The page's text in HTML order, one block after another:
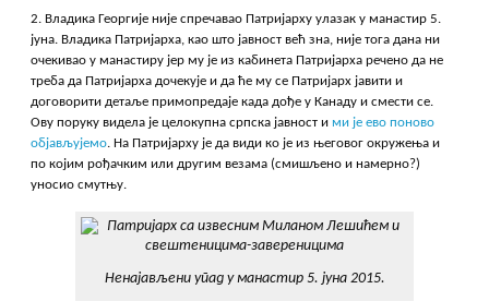
2. Владика Георгије није спречавао Патријарху улазак у манастир 5.
јуна. Владика Патријарха, као што јавност већ зна, није тога дана ни
очекивао у манастиру јер му је из кабинета Патријарха речено да не
треба да Патријарха дочекује и да ће му се Патријарх јавити и
договорити детаље примопредаје када дође у Канаду и смести се.
Ову поруку видела је целокупна српска јавност и ми је ево поново
објављујемо. На Патријарху је да види ко је из његовог окружења и
по којим рођачким или другим везама (смишљено и намерно?)
уносио смутњу.
Ненајављени упад у манастир 5. јуна 2015.